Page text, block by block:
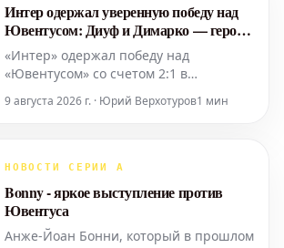
Интер одержал уверенную победу над
Ювентусом: Диуф и Димарко — герои
матча
«Интер» одержал победу над
«Ювентусом» со счетом 2:1 в
последнем товарищеском матче,
который прошел в Перте перед
Федерико Димарко и Энди Диуф, а
Франсиско Консейсау. «Интер»
продемонстрировал уб
9 августа 2026 г. · Юрий Верхотуров1 мин
НОВОСТИ СЕРИИ А
Bonny - яркое выступление против
Ювентуса
Анже-Йоан Бонни, который в прошлом